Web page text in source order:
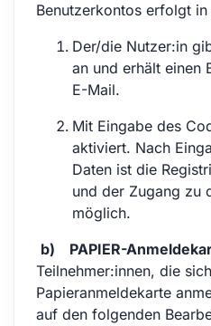
Benutzerkontos erfolgt
Der/die Nutzer:in
an und erhält einen
E-Mail.
Mit Eingabe des
aktiviert. Nach
Daten ist die
und der Zugang zu
möglich.
b) PAPIER-
Teilnehmer:innen, die
Papieranmeldekarte
auf den folgenden